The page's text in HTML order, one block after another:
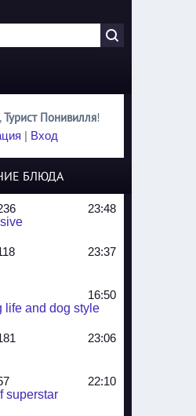
,Турист Понивилля!
| Вход
БЛЮДА
23:48
23:37
16:50
life and dog style
23:06
22:10
superstar